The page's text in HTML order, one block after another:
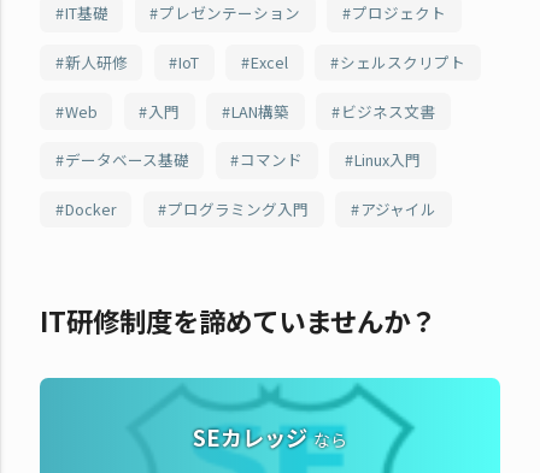
IT基礎 プレゼンテーション プロジェクト
新人研修 IoT Excel シェルスクリプト
Web 入門 LAN構築 ビジネス文書
データベース基礎 コマンド Linux入門
Docker プログラミング入門 アジャイル
IT研修制度を諦めていませんか？
SEカレッジ なら